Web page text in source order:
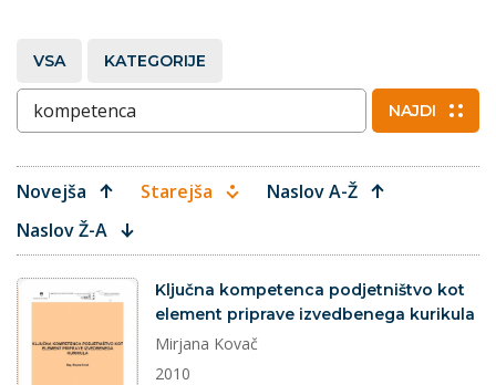
VSA KATEGORIJE
Vnesite ključne besede NAJDI
Novejša Starejša
Naslov A-Ž
Naslov Ž-A
dokument
Ključna kompetenca podjetništvo kot
element priprave izvedbenega kurikula
Mirjana Kovač
2010